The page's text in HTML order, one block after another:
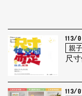
113/
親
尺
113/